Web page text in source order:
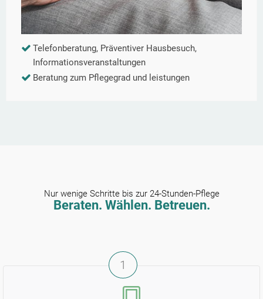
Telefonberatung, Präventiver Hausbesuch,
Informationsveranstaltungen
Beratung zum Pflegegrad und leistungen
Nur wenige Schritte bis zur 24-Stunden-Pflege
Beraten. Wählen. Betreuen.
1